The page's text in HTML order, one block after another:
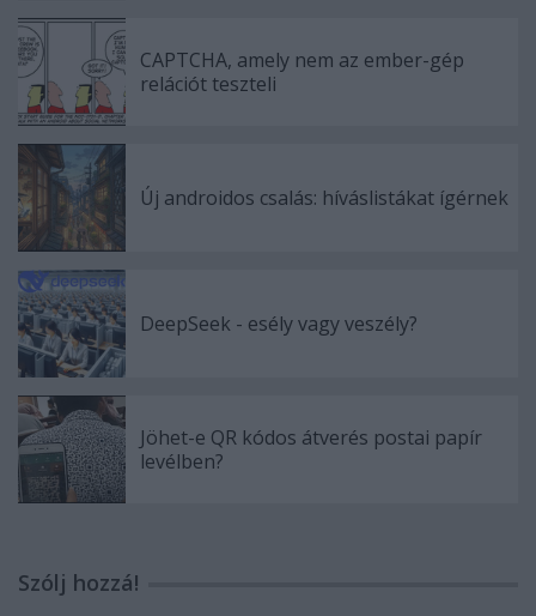
CAPTCHA, amely nem az ember-gép
relációt teszteli
Új androidos csalás: híváslistákat ígérnek
DeepSeek - esély vagy veszély?
Jöhet-e QR kódos átverés postai papír
levélben?
Szólj hozzá!